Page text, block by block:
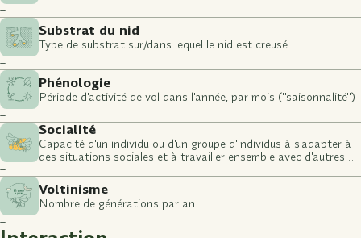
–
Substrat du nid
Type de substrat sur/dans lequel le nid est creusé
–
Phénologie
Période d'activité de vol dans l'année, par mois ("saisonnalité")
–
Socialité
Capacité d'un individu ou d'un groupe d'individus à s'adapter à
des situations sociales et à travailler ensemble avec d'autres
–
Voltinisme
Nombre de générations par an
–